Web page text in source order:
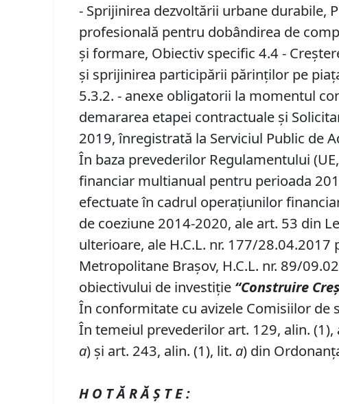
- Sprijinirea dezvoltării urbane durabile,
profesională pentru dobândirea de
și formare, Obiectiv specific 4.4 -
și sprijinirea participării părinților pe
5.3.2. - anexe obligatorii la momentul
demararea etapei contractuale și
2019, înregistrată la Serviciul Public de
În baza prevederilor Regulamentului
financiar multianual pentru perioada
efectuate în cadrul operațiunilor
de coeziune 2014-2020, ale art. 53 din
ulterioare, ale H.C.L. nr. 177/
Metropolitane Brașov, H.C.L. nr. 89/
obiectivului de investiție “Construire Cre
În conformitate cu avizele Comisiilor de
În temeiul prevederilor art. 129, alin.
a) și art. 243, alin. (1), lit. a) din
H O T Ă R Ă Ş T E :